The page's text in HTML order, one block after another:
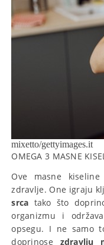
mixetto/gettyimages.it
OMEGA 3 MASNE
Ove masne
zdravlje. One igraju
srca tako što
organizmu i
opsegu. I ne samo
doprinose zdravlju